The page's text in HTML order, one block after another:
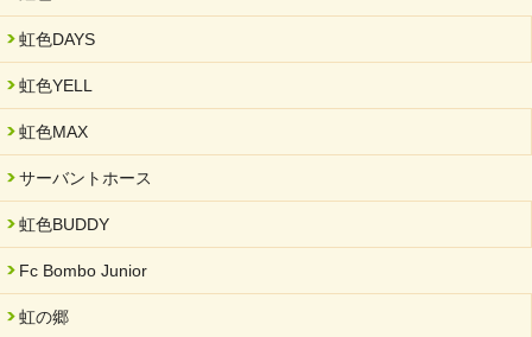
2025/01/31
「可児の企業魅力発見フェア」に出展しました
2024/11/06
就労継続支援B型「エコボール」事業を始めました
2024/09/10
2024/08/26
「ぎふSDGs推進パートナー登録制度」シルバーパートナーに登
2024/08/01
虹色DAYS
虹色YELL
虹色MAX
サーバントホース
虹色BUDDY
Fc Bombo Junior
虹の郷